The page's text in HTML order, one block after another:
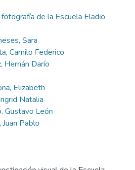
de la Escuela Eladio
Sara
Camilo Federico
Hernán Darío
Elizabeth
Natalia
Gustavo León
Pablo